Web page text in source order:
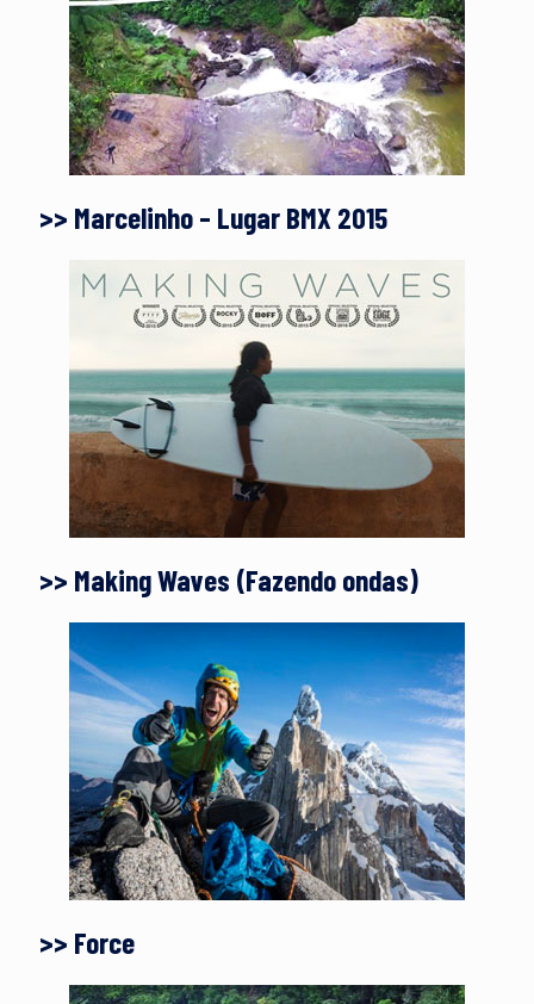
>> Marcelinho – Lugar BMX 2015
>> Making Waves (Fazendo ondas)
>> Force